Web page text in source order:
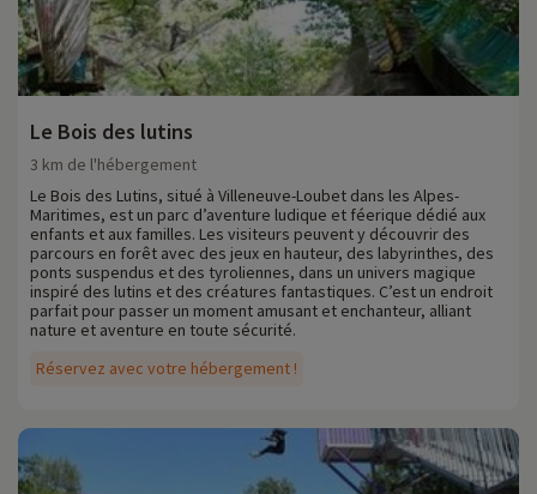
Le Bois des lutins
Réservez avec votre hébergement !
3 km de l'hébergement
Le Bois des Lutins, situé à Villeneuve-Loubet dans les Alpes-
Maritimes, est un parc d’aventure ludique et féerique dédié aux
enfants et aux familles. Les visiteurs peuvent y découvrir des
parcours en forêt avec des jeux en hauteur, des labyrinthes, des
ponts suspendus et des tyroliennes, dans un univers magique
inspiré des lutins et des créatures fantastiques. C’est un endroit
parfait pour passer un moment amusant et enchanteur, alliant
nature et aventure en toute sécurité.